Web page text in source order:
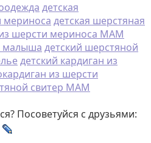
детская
мериноса детская шерстяная
шерсти мериноса MAM
малыша детский шерстяной
детский кардиган из
из шерсти
свитер МАМ
Посоветуйся с друзьями: